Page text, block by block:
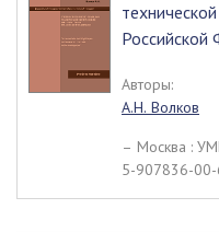
Российской
Авторы:
А.Н. Волков
– Москва :
5-907836-00-